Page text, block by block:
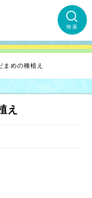
検索
めの種植え
え